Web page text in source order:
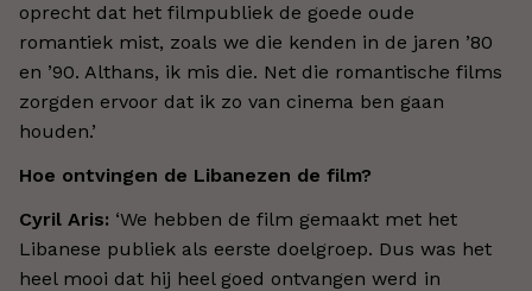
oprecht dat het filmpubliek de goede oude
romantiek mist, zoals we die kenden in de jaren ’80
en ’90. Althans, ik mis die. Net die romantische films
zorgden ervoor dat ik zo van cinema ben gaan
houden.’
Hoe ontvingen de Libanezen de film?
Cyril Aris: ‘We hebben de film gemaakt met het
Libanese publiek als eerste doelgroep. Dus was het
heel mooi dat hij heel goed ontvangen werd in